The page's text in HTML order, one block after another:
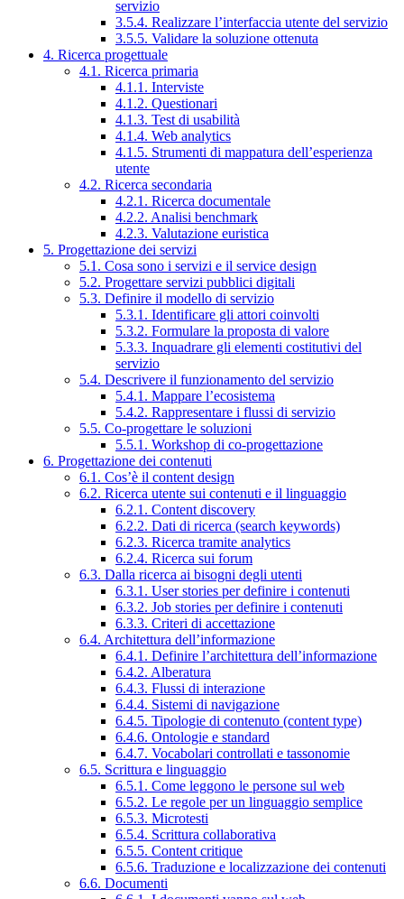
servizio
3.5.4. Realizzare l’interfaccia utente del servizio
3.5.5. Validare la soluzione ottenuta
4. Ricerca progettuale
4.1. Ricerca primaria
4.1.1. Interviste
4.1.2. Questionari
4.1.3. Test di usabilità
4.1.4. Web analytics
4.1.5. Strumenti di mappatura dell’esperienza
utente
4.2. Ricerca secondaria
4.2.1. Ricerca documentale
4.2.2. Analisi benchmark
4.2.3. Valutazione euristica
5. Progettazione dei servizi
5.1. Cosa sono i servizi e il service design
5.2. Progettare servizi pubblici digitali
5.3. Definire il modello di servizio
5.3.1. Identificare gli attori coinvolti
5.3.2. Formulare la proposta di valore
5.3.3. Inquadrare gli elementi costitutivi del
servizio
5.4. Descrivere il funzionamento del servizio
5.4.1. Mappare l’ecosistema
5.4.2. Rappresentare i flussi di servizio
5.5. Co-progettare le soluzioni
5.5.1. Workshop di co-progettazione
6. Progettazione dei contenuti
6.1. Cos’è il content design
6.2. Ricerca utente sui contenuti e il linguaggio
6.2.1. Content discovery
6.2.2. Dati di ricerca (search keywords)
6.2.3. Ricerca tramite analytics
6.2.4. Ricerca sui forum
6.3. Dalla ricerca ai bisogni degli utenti
6.3.1. User stories per definire i contenuti
6.3.2. Job stories per definire i contenuti
6.3.3. Criteri di accettazione
6.4. Architettura dell’informazione
6.4.1. Definire l’architettura dell’informazione
6.4.2. Alberatura
6.4.3. Flussi di interazione
6.4.4. Sistemi di navigazione
6.4.5. Tipologie di contenuto (content type)
6.4.6. Ontologie e standard
6.4.7. Vocabolari controllati e tassonomie
6.5. Scrittura e linguaggio
6.5.1. Come leggono le persone sul web
6.5.2. Le regole per un linguaggio semplice
6.5.3. Microtesti
6.5.4. Scrittura collaborativa
6.5.5. Content critique
6.5.6. Traduzione e localizzazione dei contenuti
6.6. Documenti